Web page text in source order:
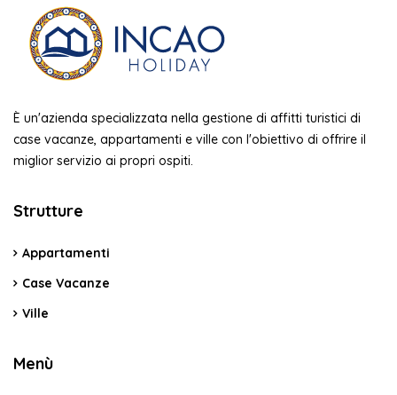
È un'azienda specializzata nella gestione di affitti turistici di
case vacanze, appartamenti e ville con l'obiettivo di offrire il
miglior servizio ai propri ospiti.
Strutture
Appartamenti
Case Vacanze
Ville
Menù